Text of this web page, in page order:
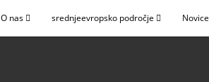
O nas srednjeevropsko področje Novice